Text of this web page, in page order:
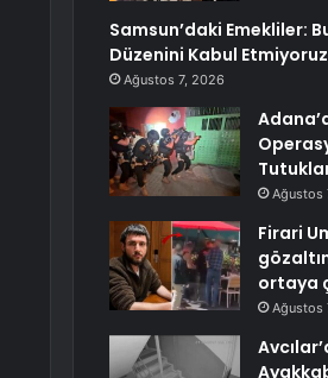
Samsun’daki Emekliler:
Düzenini Kabul Etmiyoruz
Ağustos 7, 2026
Ağustos
Firari
ortaya
Ağustos